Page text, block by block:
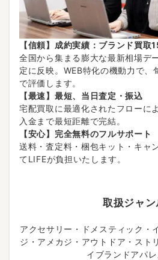
【信頼】成約実績：ブランド買取
全国から集まる膨大な最新相場デ
定に反映。WEB特化の機動力で、
で評価します。
【最速】最短、当日査定・振込
宅配買取に最適化されたフローに
入金まで最短距離で完結。
【安心】完全無料のフルサポート
送料・査定料・梱包キット・キャ
てLIFEが負担いたします。
取扱ジャン
アクセサリー・ドメスティック・
ジ・アメカジ・アウトドア・スト
イブランドアパ